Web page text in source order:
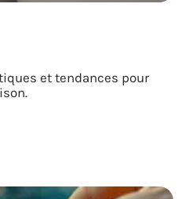
et tendances pour